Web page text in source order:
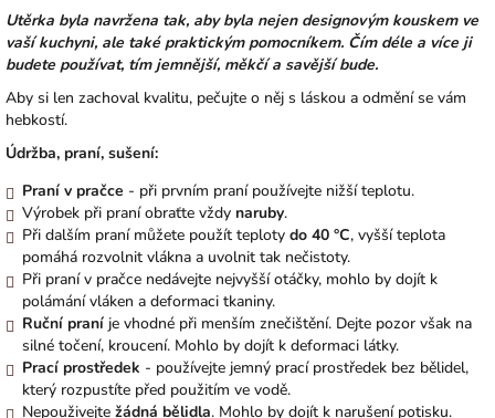
Utěrka byla navržena tak, aby byla nejen designovým kouskem ve
vaší kuchyni, ale také praktickým pomocníkem. Čím déle a více ji
budete používat, tím jemnější, měkčí a savější bude.
Aby si len zachoval kvalitu, pečujte o něj s láskou a odmění se vám
hebkostí.
Údržba, praní, sušení:
Praní v pračce - při prvním praní používejte nižší teplotu.
Výrobek při praní obraťte vždy naruby.
Při dalším praní můžete použít teploty do 40 °C, vyšší teplota
pomáhá rozvolnit vlákna a uvolnit tak nečistoty.
Při praní v pračce nedávejte nejvyšší otáčky, mohlo by dojít k
polámání vláken a deformaci tkaniny.
Ruční praní je vhodné při menším znečištění. Dejte pozor však na
silné točení, kroucení. Mohlo by dojít k deformaci látky.
Prací prostředek - používejte jemný prací prostředek bez bělidel,
který rozpustíte před použitím ve vodě.
Nepouživejte žádná bělidla. Mohlo by dojít k narušení potisku.